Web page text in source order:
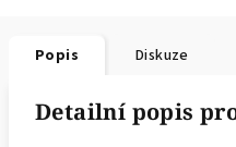
Popis Diskuze
Detailní popis